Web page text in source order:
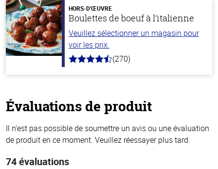
stars
HORS-D'ŒUVRE
Boulettes de boeuf à l’italienne
Veuillez sélectionner un magasin pour
voir les prix.
4.5
(270)
Évaluations de produit
Il n’est pas possible de soumettre un avis ou une évaluation
de produit en ce moment. Veuillez réessayer plus tard.
74 évaluations